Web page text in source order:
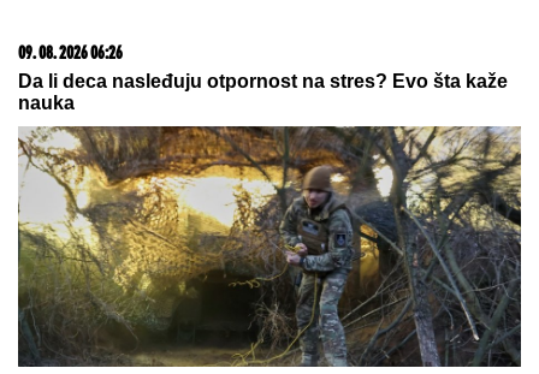
09. 08. 2026 06:26
Da li deca nasleđuju otpornost na stres? Evo šta kaže
nauka